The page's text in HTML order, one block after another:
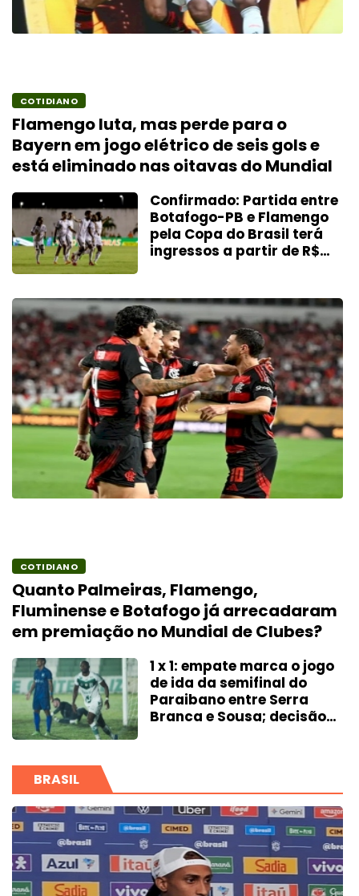
COTIDIANO
Flamengo luta, mas perde para o
Bayern em jogo elétrico de seis gols e
está eliminado nas oitavas do Mundial
Confirmado: Partida entre
Botafogo-PB e Flamengo
pela Copa do Brasil terá
ingressos a partir de R$
COTIDIANO
Quanto Palmeiras, Flamengo,
Fluminense e Botafogo já arrecadaram
em premiação no Mundial de Clubes?
1 x 1: empate marca o jogo
de ida da semifinal do
Paraibano entre Serra
Branca e Sousa; decisão
BRASIL